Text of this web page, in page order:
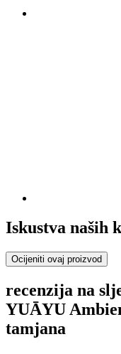
Iskustva naših
Ocijeniti ovaj proizvod
recenzija na
YUĀYU
tamjana